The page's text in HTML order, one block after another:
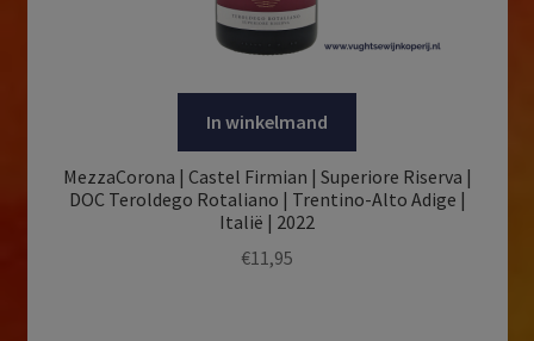
In winkelmand
MezzaCorona | Castel Firmian | Superiore Riserva |
DOC Teroldego Rotaliano | Trentino-Alto Adige |
Italië | 2022
€11,95